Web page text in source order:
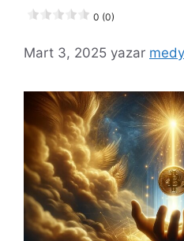
0 (0)
Mart 3, 2025 yazar